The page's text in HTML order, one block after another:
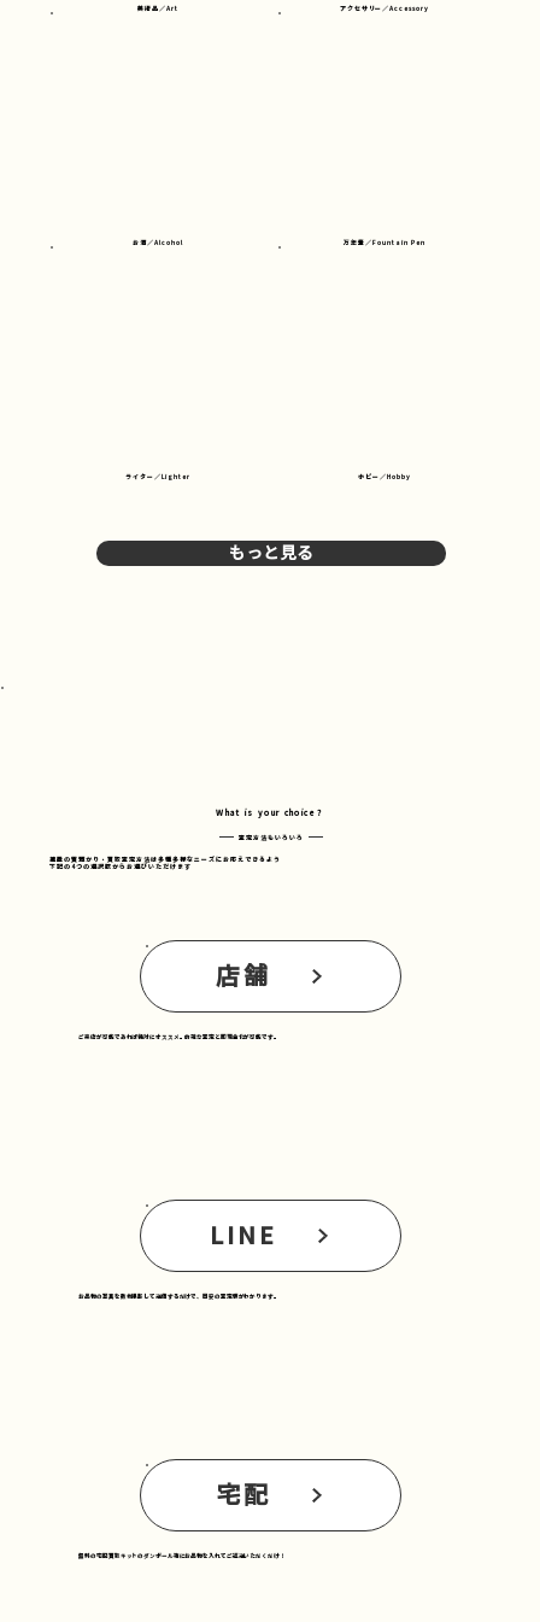
美術品／Art アクセサリー／Accessory
​お酒／Alcohol 万年筆／Fountain Pen
ライター／Lighter ホビー／Hobby
もっと見る
What is your choice?
​査定方法もいろいろ
鍵屋の質預かり・買取査定方法は多種多様なニーズにお応えできるよう
下記の4つの選択肢からお選びいただけます
店舗
​ご来店が可能であれば絶対にオススメ。的確な査定と即現金化が可能です。
LINE
お品物の写真を数枚撮影して送信するだけで、目安の査定額がわかります。
宅配
無料の宅配買取キットのダンボール箱にお品物を入れてご返送いただくだけ！